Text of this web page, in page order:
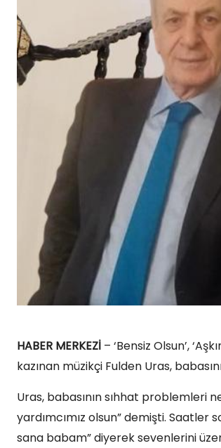
HABER MERKEZİ – ‘Bensiz Olsun’,
kazınan müzikçi Fulden Uras,
Uras, babasının sıhhat problemleri
yardımcımız olsun” demişti. Saatler
sana babam” diyerek sevenlerini